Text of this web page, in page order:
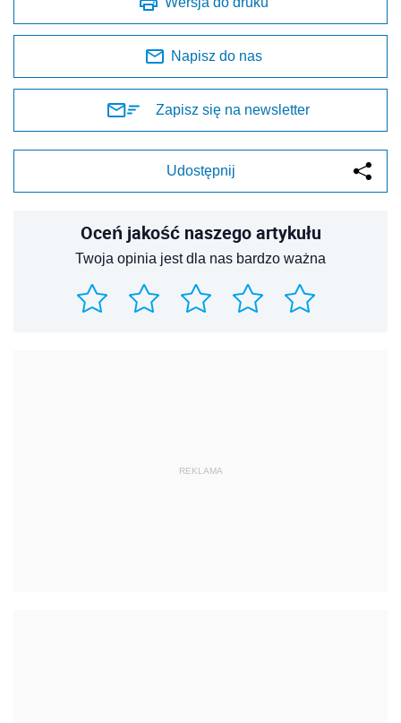
Napisz do nas
Zapisz się na newsletter
Udostępnij
Oceń jakość naszego artykułu
Twoja opinia jest dla nas bardzo ważna
REKLAMA